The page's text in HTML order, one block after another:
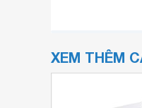
XEM THÊM